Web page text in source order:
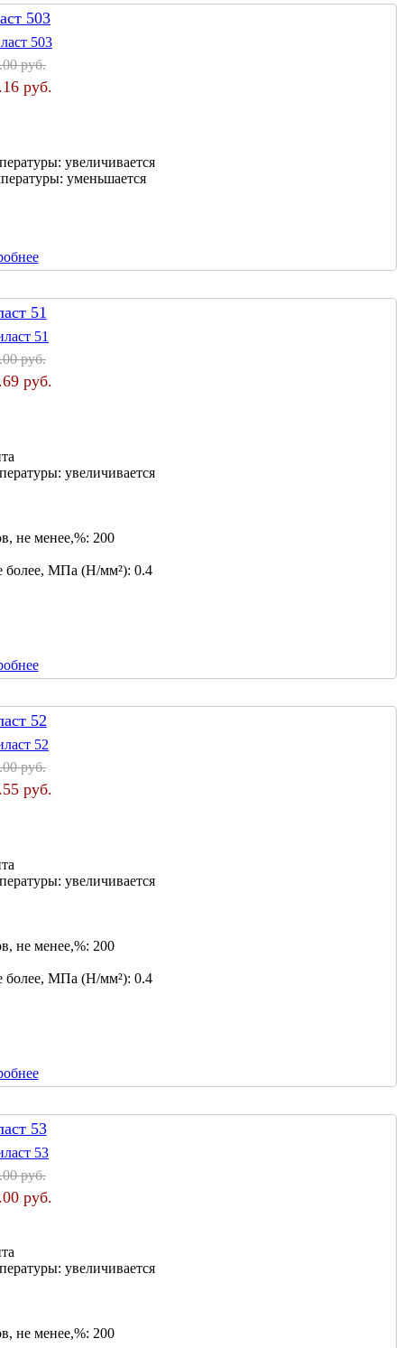
503
руб.
руб.
увеличивается
уменьшается
51
руб.
руб.
увеличивается
не менее,%: 200
более, МПа (Н/мм²): 0.4
52
руб.
руб.
увеличивается
не менее,%: 200
более, МПа (Н/мм²): 0.4
53
руб.
руб.
увеличивается
не менее,%: 200